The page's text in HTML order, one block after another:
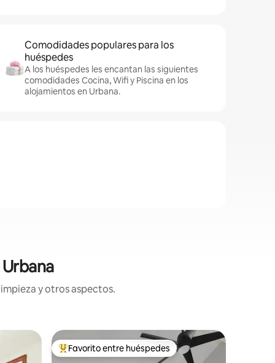
Comodidades populares para los
huéspedes
A los huéspedes les encantan las siguientes
comodidades Cocina, Wifi y Piscina en los
alojamientos en Urbana.
y otros aspectos.
Favorito entre huéspedes preferido
Favorito entre huéspedes